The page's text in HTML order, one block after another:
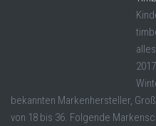
bekannten Markenhersteller,
von 18 bis 36. Folgende